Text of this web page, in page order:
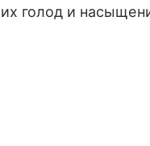
голод и